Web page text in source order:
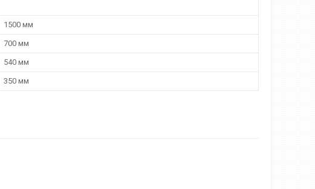
1500 мм
700 мм
540 мм
350 мм